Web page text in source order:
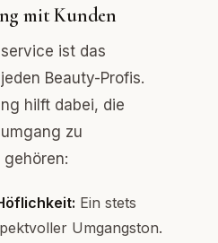
mit Kunden
ist das
Beauty-Profis.
hilft dabei, die
zu
Ein stets
Umgangston.